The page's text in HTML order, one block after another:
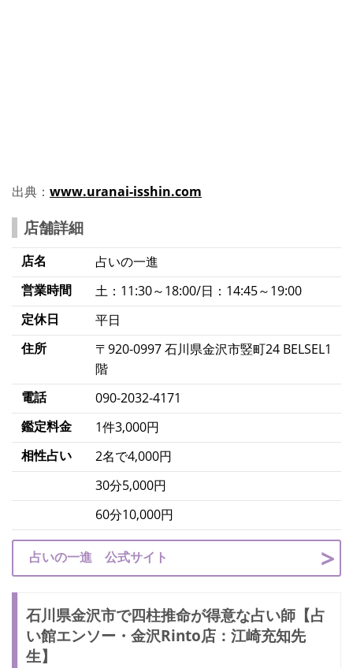
出典： www.uranai-isshin.com
店舗詳細
店名
占いの一進
営業時間
土：11:30～18:00/日：14:45～19:00
定休日
平日
住所
〒920-0997 石川県金沢市竪町24 BELSEL1
階
電話
090-2032-4171
鑑定料金
1件3,000円
相性占い
2名で4,000円
30分5,000円
60分10,000円
占いの一進 公式サイト
石川県金沢市で四柱推命が得意な占い師【占
い館エンソー・金沢Rinto店：江崎充知先
生】